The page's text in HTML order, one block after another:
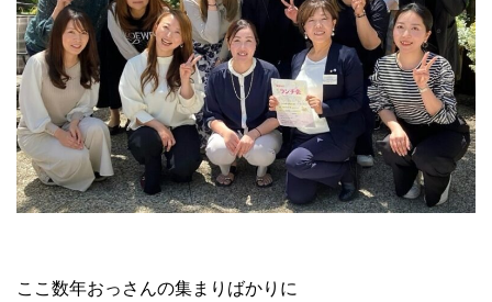
ここ数年おっさんの集まりばかりに